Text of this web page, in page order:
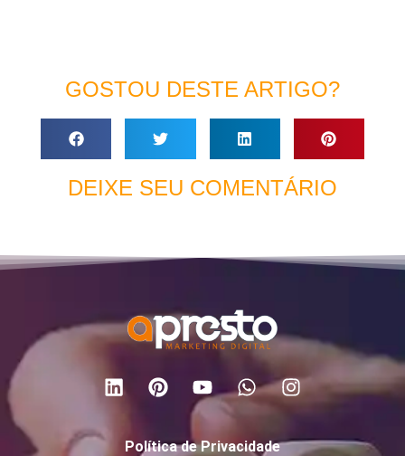
GOSTOU DESTE ARTIGO?
DEIXE SEU COMENTÁRIO
Política de Privacidade